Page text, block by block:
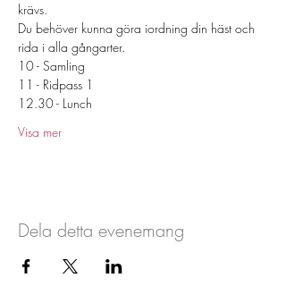
krävs.
Du behöver kunna göra iordning din häst och
rida i alla gångarter.
10 - Samling
11 - Ridpass 1
12.30 - Lunch
Visa mer
Dela detta evenemang